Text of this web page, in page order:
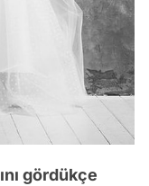
gördükçe